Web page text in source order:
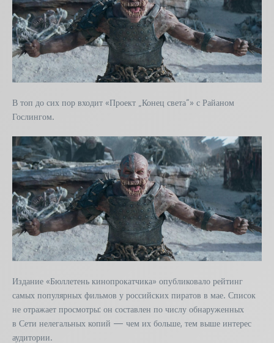
В топ до сих пор входит «Проект „Конец света“» с Райаном
Гослингом.
Издание «Бюллетень кинопрокатчика» опубликовало рейтинг
самых популярных фильмов у российских пиратов в мае. Список
не отражает просмотры: он составлен по числу обнаруженных
в Сети нелегальных копий — чем их больше, тем выше интерес
аудитории.